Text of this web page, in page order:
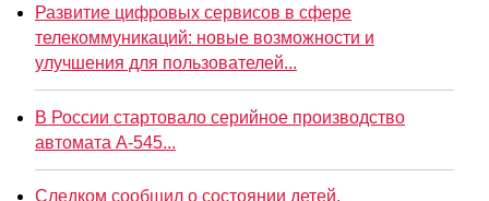
Развитие цифровых сервисов в сфере
телекоммуникаций: новые возможности и
улучшения для пользователей...
В России стартовало серийное производство
автомата А-545...
Следком сообщил о состоянии детей,